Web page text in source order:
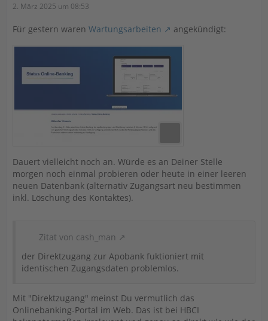
2. März 2025 um 08:53
Für gestern waren Wartungsarbeiten angekündigt:
Dauert vielleicht noch an. Würde es an Deiner Stelle
morgen noch einmal probieren oder heute in einer leeren
neuen Datenbank (alternativ Zugangsart neu bestimmen
inkl. Löschung des Kontaktes).
Zitat von cash_man
der Direktzugang zur Apobank fuktioniert mit
identischen Zugangsdaten problemlos.
Mit "Direktzugang" meinst Du vermutlich das
Onlinebanking-Portal im Web. Das ist bei HBCI